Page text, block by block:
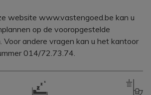
website www.vastengoed.be kan u
op de vooropgestelde
Voor andere vragen kan u het kantoor
014/72.73.74.